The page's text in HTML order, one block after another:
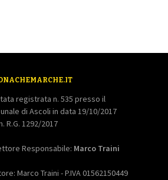
registrata n. 535 presso il
di Ascoli in data 19/10/2017
R.G. 1292/2017
Responsabile: Marco Traini
Marco Traini - P.IVA 01562150449